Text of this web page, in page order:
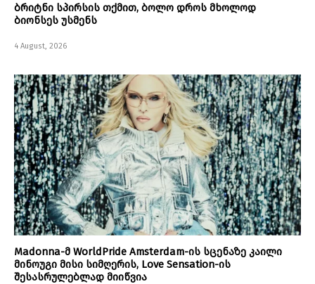
ბრიტნი სპირსის თქმით, ბოლო დროს მხოლოდ
ბიონსეს უსმენს
4 August, 2026
Madonna-მ WorldPride Amsterdam-ის სცენაზე კაილი
მინოუგი მისი სიმღერის, Love Sensation-ის
შესასრულებლად მიიწვია